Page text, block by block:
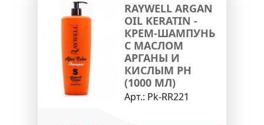
RAYWELL ARGAN
OIL KERATIN -
КРЕМ-ШАМПУНЬ
С МАСЛОМ
АРГАНЫ И
КИСЛЫМ PH
(1000 МЛ)
Арт.: Pk-RR221